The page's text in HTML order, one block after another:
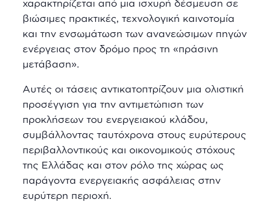
χαρακτηρίζεται από μια ισχυρή δέσμευση σε
βιώσιμες πρακτικές, τεχνολογική καινοτομία
και την ενσωμάτωση των ανανεώσιμων πηγών
ενέργειας στον δρόμο προς τη «πράσινη
μετάβαση».
Αυτές οι τάσεις αντικατοπτρίζουν μια ολιστική
προσέγγιση για την αντιμετώπιση των
προκλήσεων του ενεργειακού κλάδου,
συμβάλλοντας ταυτόχρονα στους ευρύτερους
περιβαλλοντικούς και οικονομικούς στόχους
της Ελλάδας και στον ρόλο της χώρας ως
παράγοντα ενεργειακής ασφάλειας στην
ευρύτερη περιοχή.